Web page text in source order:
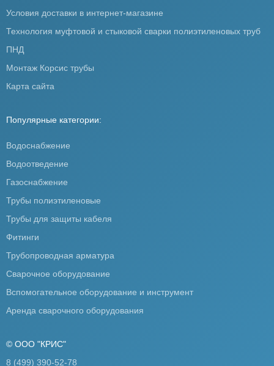
Условия доставки в интернет-магазине
Технология муфтовой и стыковой сварки полиэтиленовых труб
ПНД
Монтаж Корсис трубы
Карта сайта
Популярные категории:
Водоснабжение
Водоотведение
Газоснабжение
Трубы полиэтиленовые
Трубы для защиты кабеля
Фитинги
Трубопроводная арматура
Сварочное оборудование
Вспомогательное оборудование и инструмент
Аренда сварочного оборудования
© ООО "КРИС"
8 (499) 390-52-78